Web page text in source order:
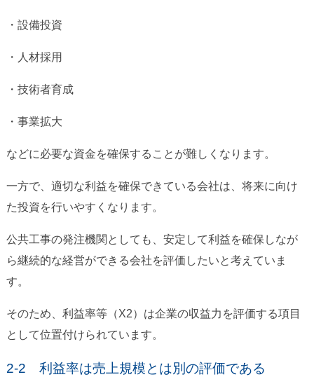
・設備投資
・人材採用
・技術者育成
・事業拡大
などに必要な資金を確保することが難しくなります。
一方で、適切な利益を確保できている会社は、将来に向け
た投資を行いやすくなります。
公共工事の発注機関としても、安定して利益を確保しなが
ら継続的な経営ができる会社を評価したいと考えていま
す。
そのため、利益率等（X2）は企業の収益力を評価する項目
として位置付けられています。
2-2 利益率は売上規模とは別の評価である